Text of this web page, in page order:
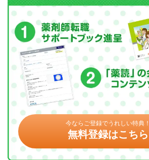
今ならご登録でうれしい特典！
無料登録はこちら